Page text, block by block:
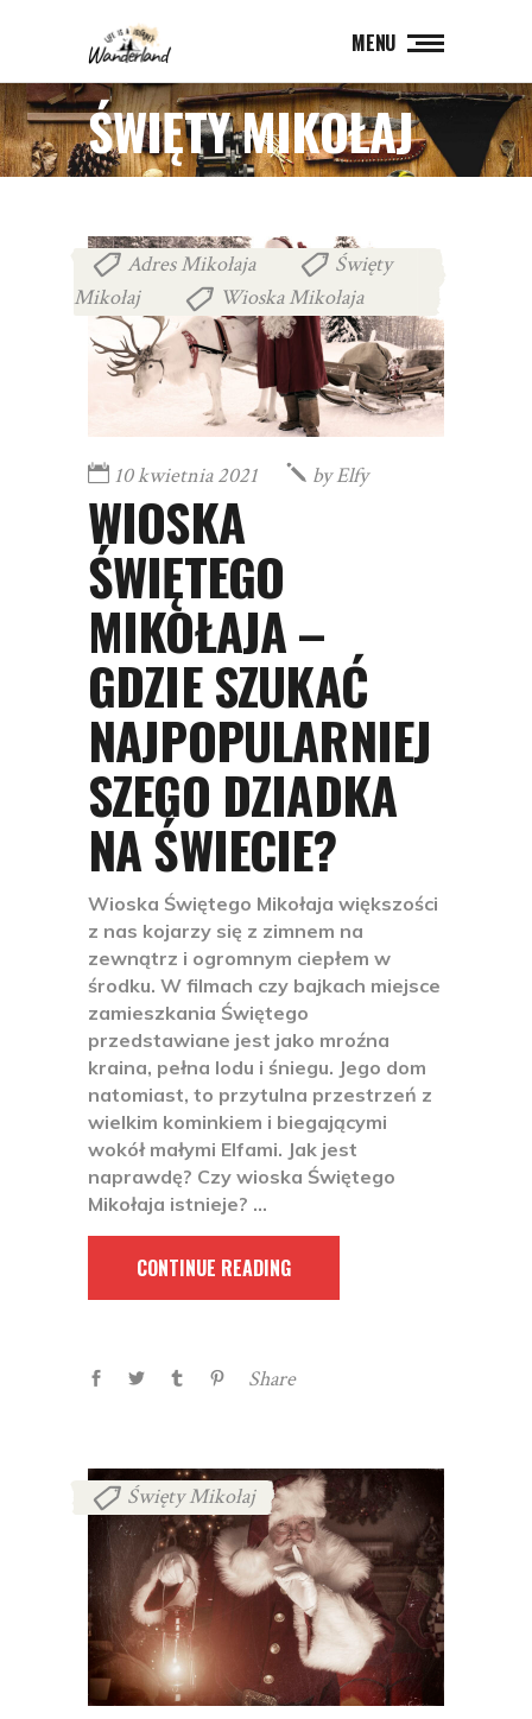
MENU
ŚWIĘTY MIKOŁAJ
Adres Mikołaja
Święty
Mikołaj
Wioska Mikołaja
10 kwietnia 2021 byElfy
WIOSKA
ŚWIĘTEGO
MIKOŁAJA –
GDZIE SZUKAĆ
NAJPOPULARNIEJ
SZEGO DZIADKA
NA ŚWIECIE?
Wioska Świętego Mikołaja większości
z nas kojarzy się z zimnem na
zewnątrz i ogromnym ciepłem w
środku. W filmach czy bajkach miejsce
zamieszkania Świętego
przedstawiane jest jako mroźna
kraina, pełna lodu i śniegu. Jego dom
natomiast, to przytulna przestrzeń z
wielkim kominkiem i biegającymi
wokół małymi Elfami. Jak jest
naprawdę? Czy wioska Świętego
Mikołaja istnieje?
CONTINUE READING
Share
Święty Mikołaj